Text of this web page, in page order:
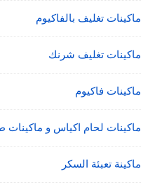
ماكينات تغليف بالفاكيوم
ماكينات تغليف شرنك
ماكينات فاكيوم
ماكينات لحام اكياس و ماكينات
ماكينة تعبئة السكر